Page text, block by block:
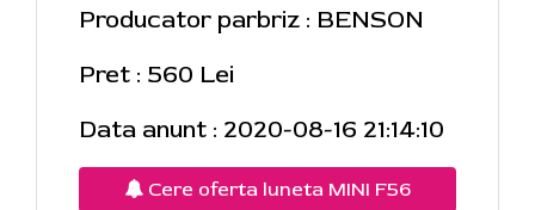
Producator parbriz : BENSON
Pret : 560 Lei
Data anunt : 2020-08-16 21:14:10
Cere oferta luneta MINI F56